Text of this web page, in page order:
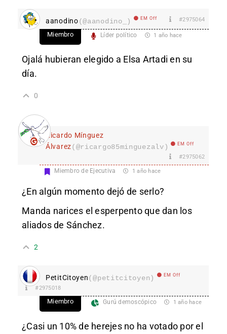
aanodino(@aanodino_) EM Off #2975064
Miembro Líder político 1 año hace
Ojalá hubieran elegido a Elsa Artadi en su
día.
0
Ricardo Mínguez
Álvarez(@ricargo85minguezalv) EM Off
#2975062
Miembro de Ejecutiva 1 año hace
¿En algún momento dejó de serlo?
Manda narices el esperpento que dan los
aliados de Sánchez.
2
PetitCitoyen(@petitcitoyen) EM Off
#2975018
Miembro Gurú demoscópico 1 año hace
¿Casi un 10% de herejes no ha votado por el